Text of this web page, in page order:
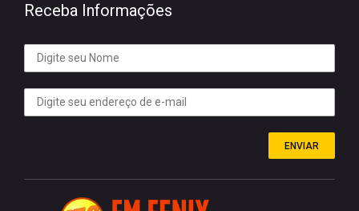
Receba Informações
ENVIAR